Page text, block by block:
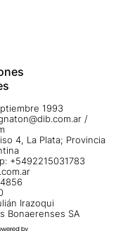
1993
/
4, La Plata; Provincia
+5492215031783
Irazoqui
Bonaerenses SA